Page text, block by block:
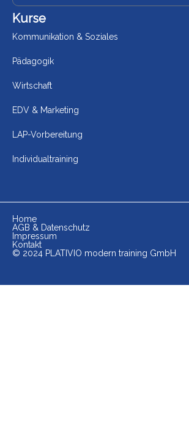
Kurse
Kommunikation & Soziales
Pädagogik
Wirtschaft
EDV & Marketing
LAP-Vorbereitung
Individualtraining
Home
AGB & Datenschutz
Impressum
Kontakt
© 2024 PLATIVIO modern training GmbH